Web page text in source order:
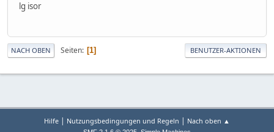
lg isor
NACH OBEN Seiten 1 BENUTZER-AKTIONEN
Hilfe | Nutzungsbedingungen und Regeln | Nach oben ▲